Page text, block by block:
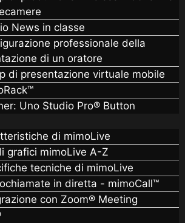
News in classe
professionale della
di un oratore
di presentazione virtuale mobile
Uno Studio Pro® Button
di mimoLive
grafici mimoLive A-Z
tecniche di mimoLive
in diretta - mimoCall™
con Zoom® Meeting